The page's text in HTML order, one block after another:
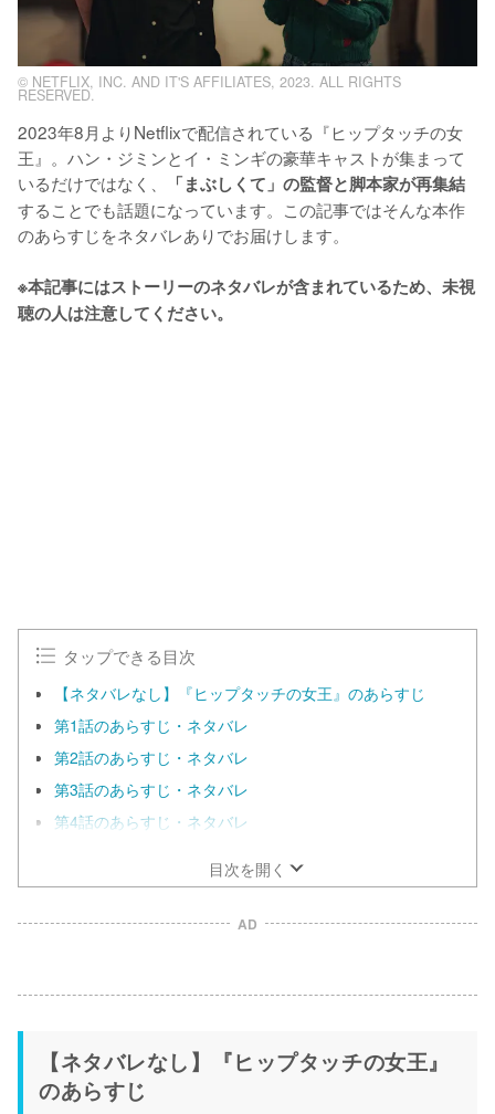
© NETFLIX, INC. AND IT'S AFFILIATES, 2023. ALL RIGHTS
RESERVED.
2023年8月よりNetflixで配信されている『ヒップタッチの女
王』。ハン・ジミンとイ・ミンギの豪華キャストが集まって
いるだけではなく、
「まぶしくて」の監督と脚本家が再集結
することでも話題になっています。この記事ではそんな本作
のあらすじをネタバレありでお届けします。
※本記事にはストーリーのネタバレが含まれているため、未視
聴の人は注意してください。
タップできる目次
【ネタバレなし】『ヒップタッチの女王』のあらすじ
第1話のあらすじ・ネタバレ
第2話のあらすじ・ネタバレ
第3話のあらすじ・ネタバレ
第4話のあらすじ・ネタバレ
目次を開く
AD
【ネタバレなし】『ヒップタッチの女王』
のあらすじ